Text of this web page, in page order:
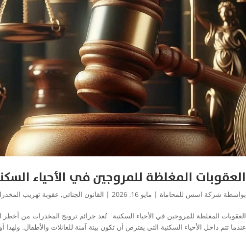
العقوبات المغلظة للمروجين في الأحياء
بواسطة شركة اسس للمحاماة | مايو 16, 2026 | القانون الجنائي, عقوبة تهريب
العقوبات المغلظة للمروجين في الأحياء السكنية تُعد جرائم ترويج المخدرات من أخطر
عندما تتم داخل الأحياء السكنية التي يفترض أن تكون بيئة آمنة للعائلات والأطفال.